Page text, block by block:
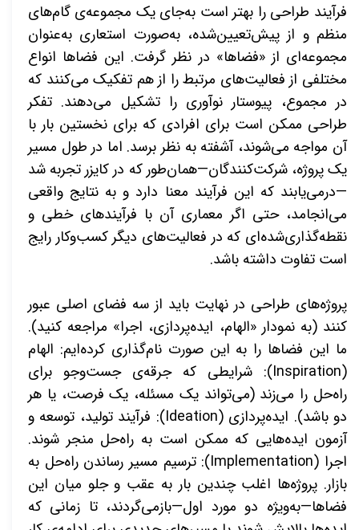
فرآیند طراحی را بهتر است به‌جای یک مجموعه‌ی گام‌های
منظم و از پیش‌تعیین‌شده، به‌صورت استعاری به‌عنوان
مجموعه‌ای از «فضاها» در نظر گرفت. این فضاها انواع
مختلفی از فعالیت‌های مرتبط را از هم تفکیک می‌کنند که
در مجموع، پیوستار نوآوری را تشکیل می‌دهند. تفکر
طراحی ممکن است برای افرادی که برای نخستین بار با
آن مواجه می‌شوند، آشفته به نظر برسد. اما در طول مسیر
یک پروژه، شرکت‌کنندگان—همان‌طور که در کایزر تجربه شد
—درمی‌یابند که این فرآیند معنا دارد و به نتایج واقعی
می‌انجامد، حتی اگر معماری آن با فرآیندهای خطی و
نقطه‌گذاری‌شده‌ای که در فعالیت‌های دیگر کسب‌وکار رایج
است تفاوت داشته باشد.
پروژه‌های طراحی در نهایت باید از سه فضای اصلی عبور
کنند (به نمودار «الهام، ایده‌پردازی، اجرا» مراجعه کنید).
ما این فضاها را به این صورت نام‌گذاری کرده‌ایم: الهام
(
Inspiration): شرایطی که جرقه‌ی جست‌وجو برای
راه‌حل را می‌زند (می‌تواند یک مسئله، یک فرصت، یا هر
دو باشد). ایده‌پردازی (Ideation): فرآیند تولید، توسعه و
آزمون ایده‌هایی که ممکن است به راه‌حل منجر شوند.
اجرا (Implementation): ترسیم مسیر رساندن راه‌حل به
بازار. پروژه‌ها اغلب چندین بار به عقب و جلو میان این
فضاها—به‌ویژه دو مورد اول—بازمی‌گردند، تا زمانی که